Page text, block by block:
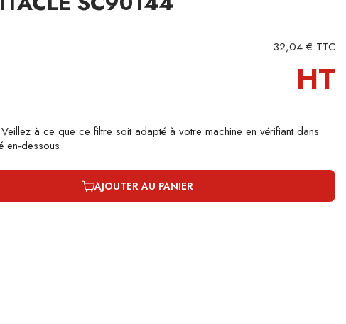
32,04 € TTC
HT
à ce que ce filtre soit adapté à votre machine en vérifiant dans
en-dessous
AJOUTER AU PANIER